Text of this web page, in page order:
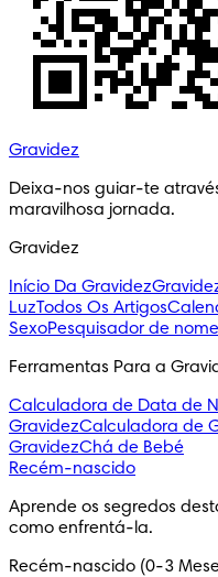
Gravidez
Deixa-nos guiar-te
maravilhosa jornada.
Gravidez
Início Da Gravidez
LuzTodos Os Artigos
SexoPesquisador de
Ferramentas Para a
Calculadora de Data de
GravidezCalculadora de
GravidezChá de Bebé
Recém-nascido
Aprende os segredos
como enfrentá-la.
Recém-nascido (0-3